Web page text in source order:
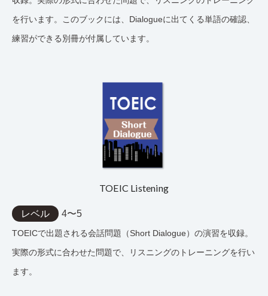
を行います。このブックには、Dialogueに出てくる単語の確認、
練習ができる別冊が付属しています。
TOEIC Listening
レベル 4〜5
TOEICで出題される会話問題（Short Dialogue）の演習を収録。
実際の形式に合わせた問題で、リスニングのトレーニングを行い
ます。